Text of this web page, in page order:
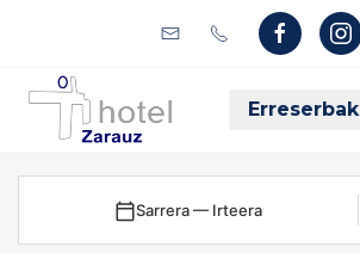
Erreserbak
Sarrera — Irteera